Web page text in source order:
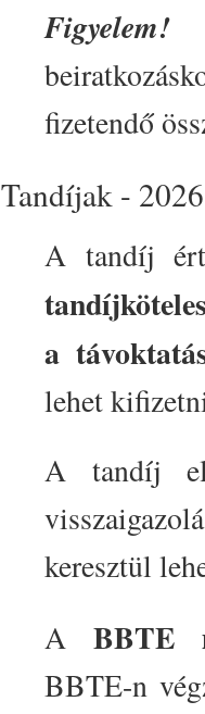
Figyelem!
fizetendő
Tandíjak -
A tandíj
a
lehet
A tandíj
keresztül
A BBTE
BBTE-n